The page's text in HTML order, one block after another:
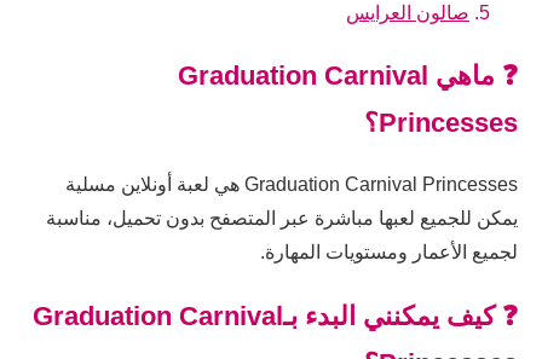
صالون العرايس
❓ ماهي Graduation Carnival
Princesses؟
Graduation Carnival Princesses هي لعبة أونلاين مسلية
يمكن للجميع لعبها مباشرة عبر المتصفح بدون تحميل، مناسبة
لجميع الأعمار ومستويات المهارة.
❓ كيف يمكنني البدء بـGraduation Carnival